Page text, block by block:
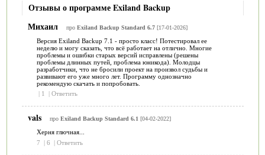
Отзывы о программе Exiland Backup
Михаил
про Exiland Backup Standard 6.7[17-01-2026]
Версия Exiland Backup 7.1 - просто класс! Потестировал ее
неделю и могу сказать, что всё работает на отлично. Многие
проблемы и ошибки старых версий исправлены (решены
проблемы длинных путей, проблема юникода). Молодцы
разработчики, что не бросили проект на произвол судьбы и
развивают его уже много лет. Программу однозначно
рекомендую скачать и попробовать.
| 1 | Ответить
vals про Exiland Backup Standard 6.1 [04-02-2022]
Херня глючная...
7
| 6 | Ответить